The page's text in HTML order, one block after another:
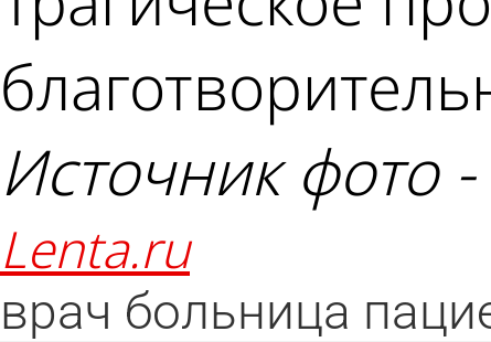
Источник фото
lenta.ru
врач больница